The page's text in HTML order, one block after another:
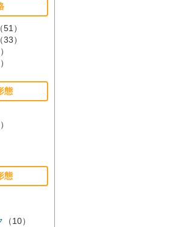
（51）
（33）
態
態
（10）